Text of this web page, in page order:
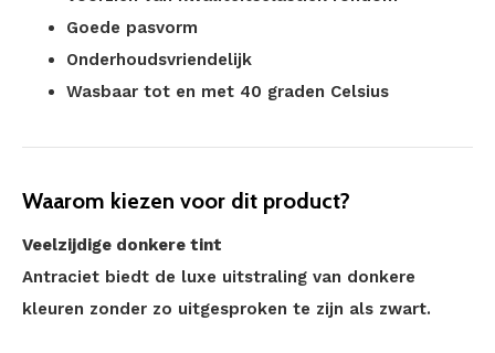
Goede pasvorm
Onderhoudsvriendelijk
Wasbaar tot en met 40 graden Celsius
Waarom kiezen voor dit product?
Veelzijdige donkere tint
Antraciet biedt de luxe uitstraling van donkere
kleuren zonder zo uitgesproken te zijn als zwart.